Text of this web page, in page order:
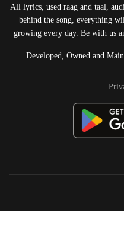
All lyrics, used raag and taal,
behind the song, everything
growing every day. Be with us
Developed, Owned and